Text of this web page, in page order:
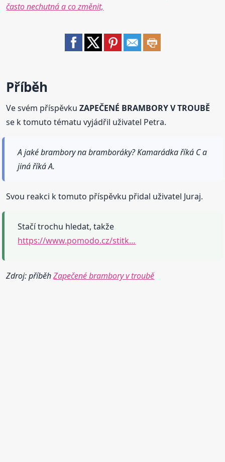
často nechutná a co změnit,
Příběh
Ve svém příspěvkuZAPEČENÉ BRAMBORY V TROUBĚ
se k tomuto tématu vyjádřil uživatel Petra.
A jaké brambory na bramboráky? Kamarádka říká C a
jiná říká A.
Svou reakci k tomuto příspěvku přidal uživatel Juraj.
Stačí trochu hledat, takže
https://www.pomodo.cz/stitk…
Zdroj: příběhZapečené brambory v troubě